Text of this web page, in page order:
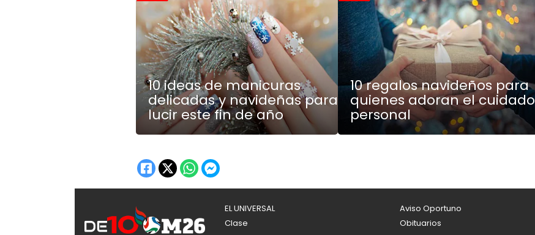
10 ideas de manicuras
delicadas y navideñas para
lucir este fin de año
10 regalos navideños para
quienes adoran el cuidado
personal
EL UNIVERSAL
Clase
Aviso Oportuno
Obituarios